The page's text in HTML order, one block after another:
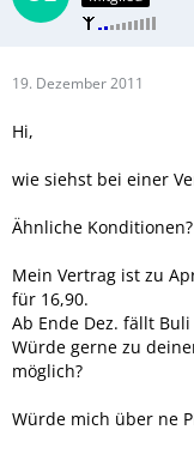
19. Dezember 2011
Hi,
wie siehst bei einer
Ähnliche Konditionen?
Mein Vertrag ist zu
für 16,90.
Ab Ende Dez. fällt
Würde gerne zu
möglich?
Würde mich über ne